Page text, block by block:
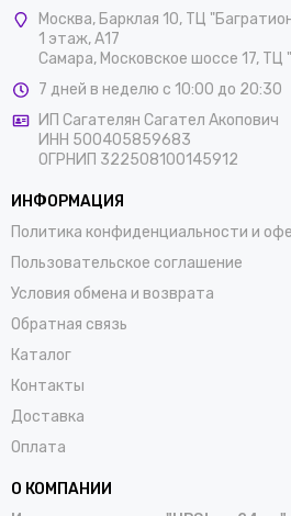
Москва, Барклая 10, ТЦ
1 этаж, А17
Самара, Московское шоссе 17, ТЦ
7 дней в неделю с 10:00 до 20:30
ИП Сагателян Сагател Акопович
ИНН 500405859683
ОГРНИП 322508100145912
ИНФОРМАЦИЯ
Политика конфиденциальности и
Пользовательское соглашение
Условия обмена и возврата
Обратная связь
Каталог
Контакты
Доставка
Оплата
О КОМПАНИИ